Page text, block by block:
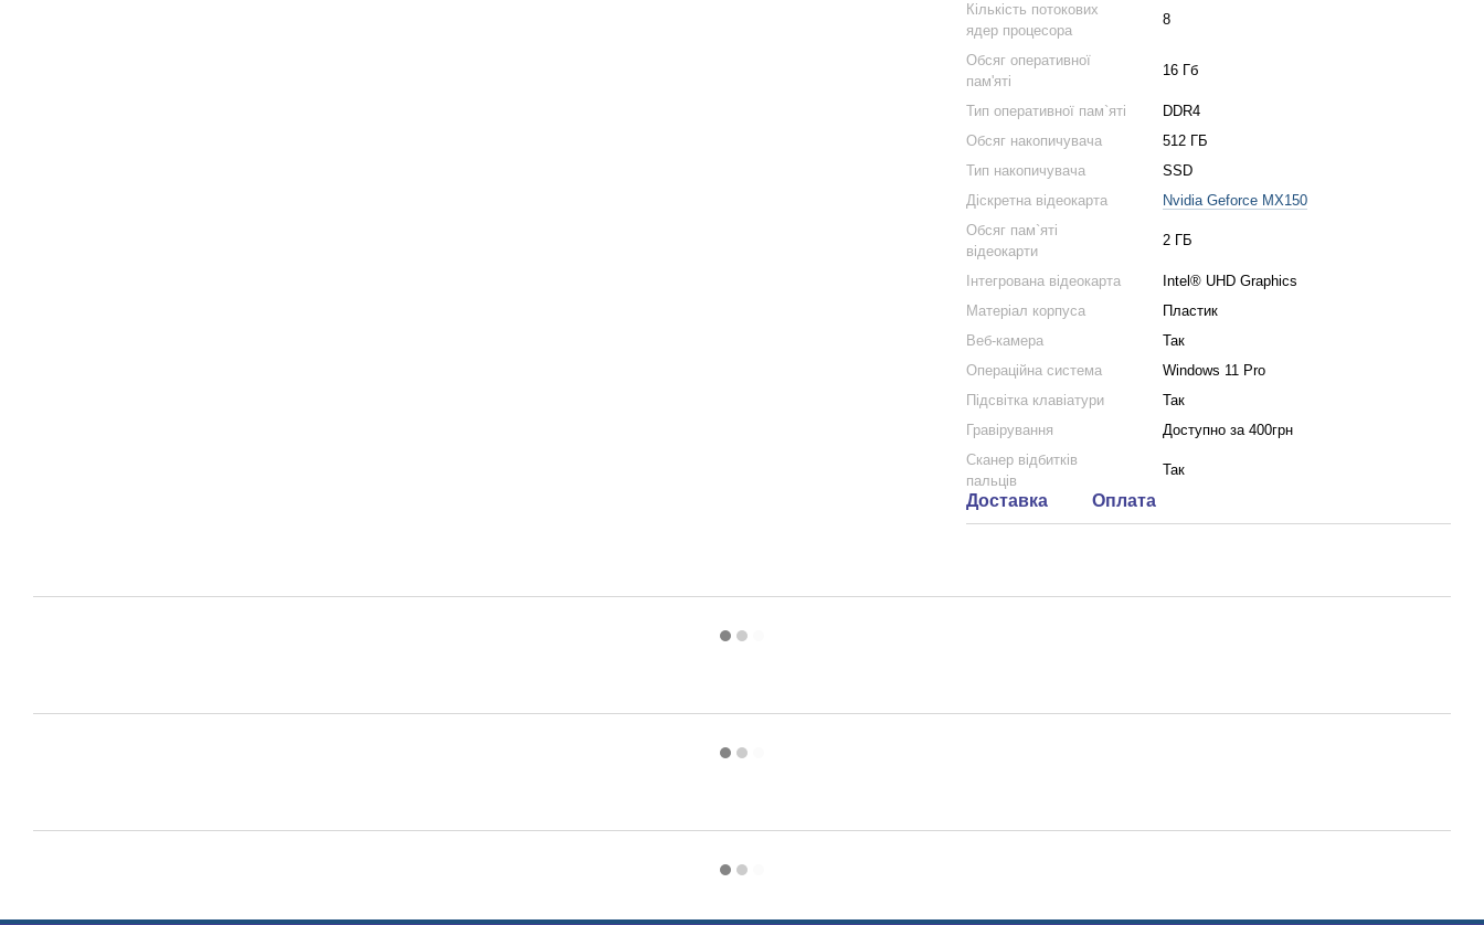
Кількість потокових
ядер процесора
8
Обсяг оперативної
пам'яті
16 Гб
Тип оперативної пам`яті
DDR4
Обсяг накопичувача
512 ГБ
Тип накопичувача
SSD
Діскретна відеокарта
Nvidia Geforce MX150
Обсяг пам`яті
відеокарти
2 ГБ
Інтегрована відеокарта
Intel® UHD Graphics
Матеріал корпуса
Пластик
Веб-камера
Так
Операційна система
Windows 11 Pro
Підсвітка клавіатури
Так
Гравірування
Доступно за 400грн
Сканер відбитків
пальців
Так
Доставка Оплата